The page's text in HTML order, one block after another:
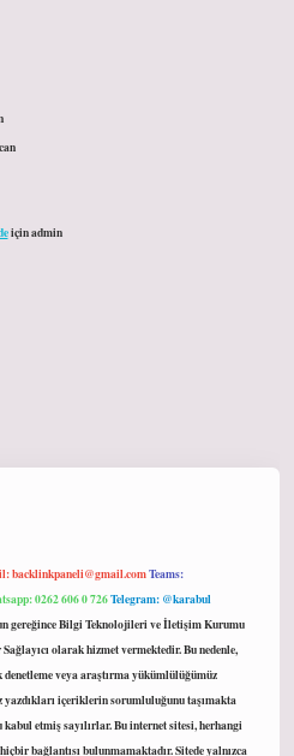
içinadmin
backlinkpaneli@gmail.comTeams:
0262 606 0 726Telegram: @karabul
gereğince Bilgi Teknolojileri ve İletişim Kurumu
olarak hizmet vermektedir. Bu nedenle,
veya araştırma yükümlülüğümüz
içeriklerin sorumluluğunu taşımakta
etmiş sayılırlar. Bu internet sitesi, herhangi
bağlantısı bulunmamaktadır. Sitede yalnızca